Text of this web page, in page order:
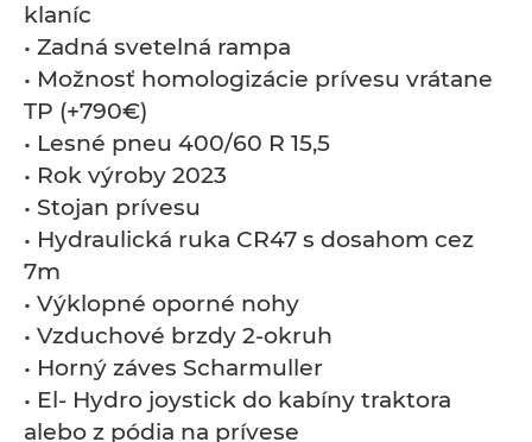
klaníc
• Zadná svetelná rampa
• Možnosť homologizácie prívesu vrátane
TP (+790€)
• Lesné pneu 400/60 R 15,5
• Rok výroby 2023
• Stojan prívesu
• Hydraulická ruka CR47 s dosahom cez
7m
• Výklopné oporné nohy
• Vzduchové brzdy 2-okruh
• Horný záves Scharmuller
• El- Hydro joystick do kabíny traktora
alebo z pódia na prívese